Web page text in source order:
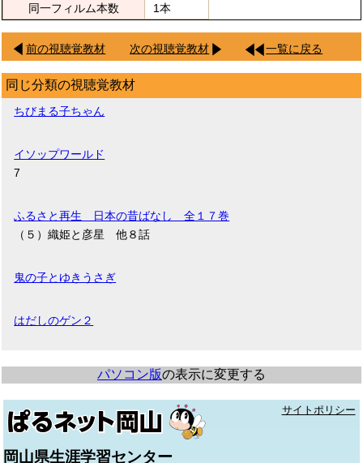
同一フィルム本数
1本
前の視聴覚教材 次の視聴覚教材 一覧に戻る
同じ分類の視聴覚教材
ちびまる子ちゃん
イソップワールド
7
ふるさと再生 日本の昔ばなし 全１７巻
（５）織姫と彦星 他８話
鬼の子とゆきうさぎ
はだしのゲン２
パソコン版の表示に変更する
サイトポリシー
岡山県生涯学習センター